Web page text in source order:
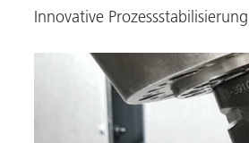
Innovative